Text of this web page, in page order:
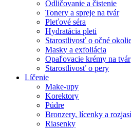
Odličovanie a čistenie
Tonery a spreje na tvár
Pleťové séra
Hydratácia pleti
Starostlivosť o očné
Masky a exfoliácia
Opaľovacie krémy na tvár
Starostlivosť o pery
Líčenie
Make-upy
Korektory
Púdre
Bronzery, lícenky a
Riasenky